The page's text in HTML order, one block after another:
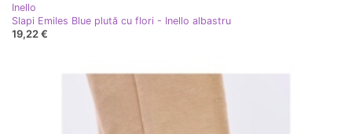
Inello
Slapi Emiles Blue plută cu flori - Inello albastru
19,22 €